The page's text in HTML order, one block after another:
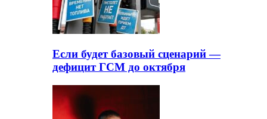
Если будет базовый сценарий —
дефицит ГСМ до октября